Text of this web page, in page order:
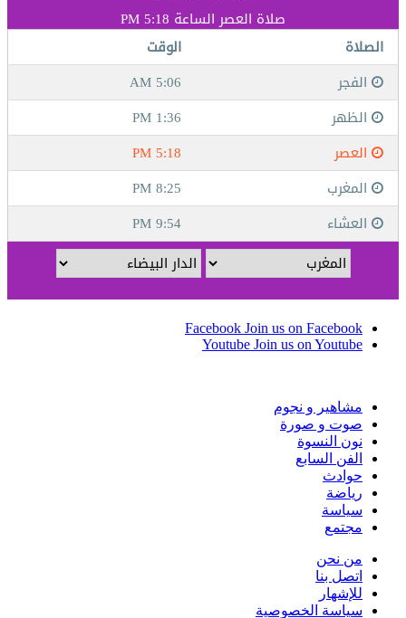
Facebook Join us on Facebook
Youtube Join us on Youtube
مشاهير و نجوم
صوت و صورة
نون النسوة
الفن السابع
حوادث
رياضة
سياسة
مجتمع
من نحن
اتصل بنا
للإشهار
سياسة الخصوصية